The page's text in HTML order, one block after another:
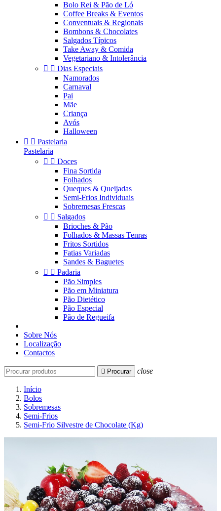
Bolo Rei & Pão de Ló
Coffee Breaks & Eventos
Conventuais & Regionais
Bombons & Chocolates
Salgados Típicos
Take Away & Comida
Vegetariano & Intolerância
  Dias Especiais
Namorados
Carnaval
Pai
Mãe
Criança
Avós
Halloween
  Pastelaria
Pastelaria
  Doces
Fina Sortida
Folhados
Queques & Queijadas
Semi-Frios Individuais
Sobremesas Frescas
  Salgados
Brioches & Pão
Folhados & Massas Tenras
Fritos Sortidos
Fatias Variadas
Sandes & Baguetes
  Padaria
Pão Simples
Pão em Miniatura
Pão Dietético
Pão Especial
Pão de Regueifa
Sobre Nós
Localização
Contactos
 Procurar close
Início
Bolos
Sobremesas
Semi-Frios
Semi-Frio Silvestre de Chocolate (Kg)